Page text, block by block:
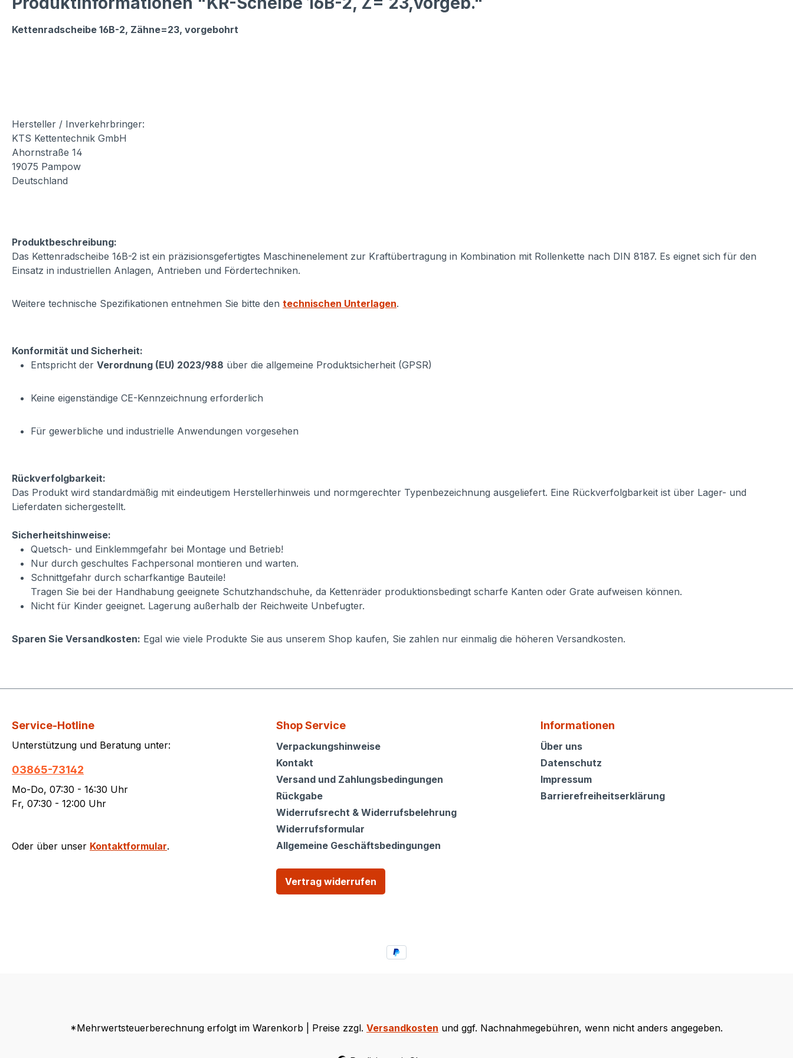
Kettenradscheibe 16B-2, Zähne=23, vorgebohrt
Hersteller / Inverkehrbringer:
KTS Kettentechnik GmbH
Ahornstraße 14
19075 Pampow
Deutschland
Produktbeschreibung:
Das Kettenradscheibe 16B-2 ist ein präzisionsgefertigtes Maschinenelement zur Kraftübertragung in Kombination mit Rollenkette nach DIN 8187. Es eignet sich für den
Einsatz in industriellen Anlagen, Antrieben und Fördertechniken.
Weitere technische Spezifikationen entnehmen Sie bitte den technischen Unterlagen.
Konformität und Sicherheit:
Entspricht der Verordnung (EU) 2023/988 über die allgemeine Produktsicherheit (GPSR)
Keine eigenständige CE-Kennzeichnung erforderlich
Für gewerbliche und industrielle Anwendungen vorgesehen
Rückverfolgbarkeit:
Das Produkt wird standardmäßig mit eindeutigem Herstellerhinweis und normgerechter Typenbezeichnung ausgeliefert. Eine Rückverfolgbarkeit ist über Lager- und
Lieferdaten sichergestellt.
Sicherheitshinweise:
Quetsch- und Einklemmgefahr bei Montage und Betrieb!
Nur durch geschultes Fachpersonal montieren und warten.
Schnittgefahr durch scharfkantige Bauteile!
Tragen Sie bei der Handhabung geeignete Schutzhandschuhe, da Kettenräder produktionsbedingt scharfe Kanten oder Grate aufweisen können.
Nicht für Kinder geeignet. Lagerung außerhalb der Reichweite Unbefugter.
Sparen Sie Versandkosten: Egal wie viele Produkte Sie aus unserem Shop kaufen, Sie zahlen nur einmalig die höheren Versandkosten.
Service-Hotline
Unterstützung und Beratung unter:
03865-73142
Mo-Do, 07:30 - 16:30 Uhr
Fr, 07:30 - 12:00 Uhr
Oder über unser Kontaktformular.
Shop Service
Shop Service
Verpackungshinweise
Kontakt
Versand und Zahlungsbedingungen
Rückgabe
Widerrufsrecht & Widerrufsbelehrung
Widerrufsformular
Allgemeine Geschäftsbedingungen
Vertrag widerrufen
Informationen
Informationen
Über uns
Datenschutz
Impressum
Barrierefreiheitserklärung
*Mehrwertsteuerberechnung erfolgt im Warenkorb | Preise zzgl. Versandkosten und ggf. Nachnahmegebühren, wenn nicht anders angegeben.